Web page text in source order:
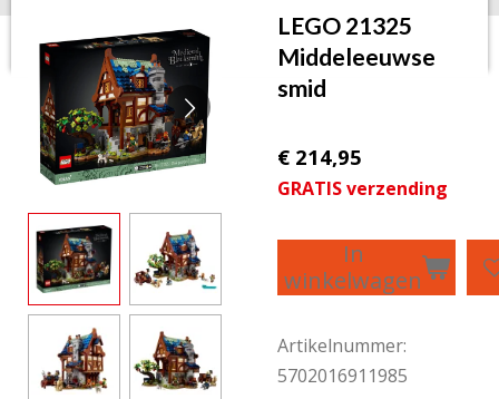
LEGO 21325
Middeleeuwse
smid
€ 214,95
GRATIS verzending
In
winkelwagen
Artikelnummer:
5702016911985